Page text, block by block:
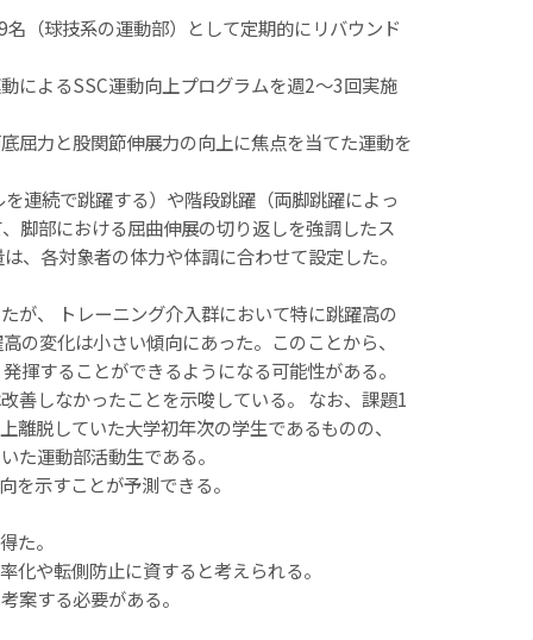
（球技系の運動部）として定期的にリバウンド
によるSSC運動向上プログラムを週2～3回実施
屈力と股関節伸展力の向上に焦点を当てた運動を
連続で跳躍する）や階段跳躍（両脚跳躍によっ
脚部における屈曲伸展の切り返しを強調したス
、各対象者の体力や体調に合わせて設定した。
が、 トレーニング介入群において特に跳躍高の
の変化は小さい傾向にあった。このことから、
揮することができるようになる可能性がある。
善しなかったことを示唆している。 なお、課題1
脱していた大学初年次の学生であるものの、
た運動部活動生である。
示すことが予測できる。
た。
や転側防止に資すると考えられる。
案する必要がある。